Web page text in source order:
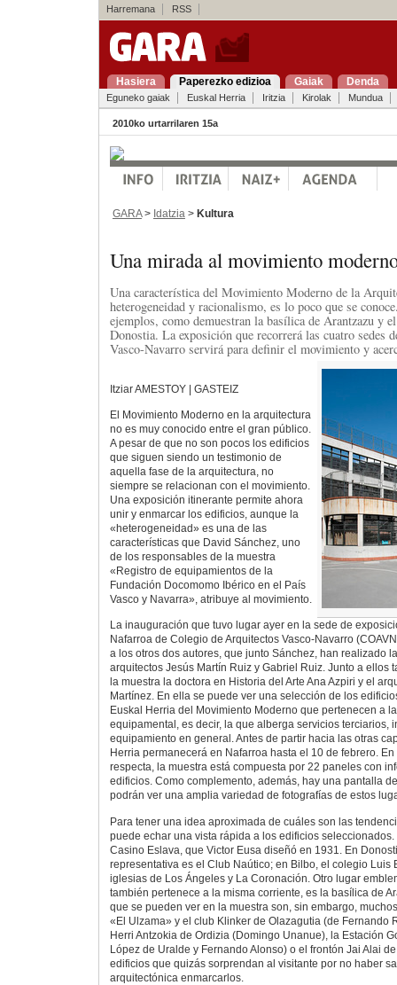
Harremana RSS
Hasiera Paperezko edizioa Gaiak Denda
Eguneko gaiak Euskal Herria Iritzia Kirolak Mundua
2010ko urtarrilaren 15a
GARA> Idatzia > Kultura
Una mirada al movimiento
Una característica del Movimiento Moderno de la
heterogeneidad y racionalismo, es lo poco que se
ejemplos, como demuestran la basílica de Arantzazu y
Donostia. La exposición que recorrerá las cuatro sedes
Vasco-Navarro servirá para definir el movimiento y
Itziar AMESTOY | GASTEIZ
El Movimiento Moderno en la arquitectura
no es muy conocido entre el gran público.
A pesar de que no son pocos los edificios
que siguen siendo un testimonio de
aquella fase de la arquitectura, no
siempre se relacionan con el movimiento.
Una exposición itinerante permite ahora
unir y enmarcar los edificios, aunque la
«heterogeneidad» es una de las
características que David Sánchez, uno
de los responsables de la muestra
«Registro de equipamientos de la
Fundación Docomomo Ibérico en el País
Vasco y Navarra», atribuye al movimiento.
La inauguración que tuvo lugar ayer en la sede de
Nafarroa de Colegio de Arquitectos Vasco-Navarro
a los otros dos autores, que junto Sánchez, han realizado
arquitectos Jesús Martín Ruiz y Gabriel Ruiz. Junto a ellos
la muestra la doctora en Historia del Arte Ana Azpiri y el
Martínez. En ella se puede ver una selección de los
Euskal Herria del Movimiento Moderno que pertenecen a
equipamental, es decir, la que alberga servicios terciarios,
equipamiento en general. Antes de partir hacia las otras
Herria permanecerá en Nafarroa hasta el 10 de febrero.
respecta, la muestra está compuesta por 22 paneles con
edificios. Como complemento, además, hay una pantalla
podrán ver una amplia variedad de fotografías de estos
Para tener una idea aproximada de cuáles son las
puede echar una vista rápida a los edificios
Casino Eslava, que Victor Eusa diseñó en 1931. En
representativa es el Club Naútico; en Bilbo, el colegio Luis
iglesias de Los Ángeles y La Coronación. Otro lugar
también pertenece a la misma corriente, es la basílica de
que se pueden ver en la muestra son, sin embargo,
«El Ulzama» y el club Klinker de Olazagutia (de Fernando
Herri Antzokia de Ordizia (Domingo Unanue), la Estación
López de Uralde y Fernando Alonso) o el frontón Jai Alai
edificios que quizás sorprendan al visitante por no haber
arquitectónica enmarcarlos.